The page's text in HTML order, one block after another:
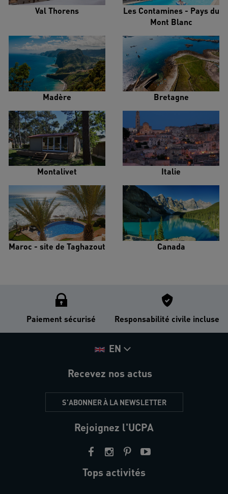
Val Thorens
Les Contamines - Pays du
Mont Blanc
Madère Bretagne
Montalivet Italie
Maroc - site de Taghazout Canada
Paiement sécurisé Responsabilité civile incluse
EN
Recevez nos actus
S'ABONNER À LA NEWSLETTER
Rejoignez l'UCPA
Tops activités